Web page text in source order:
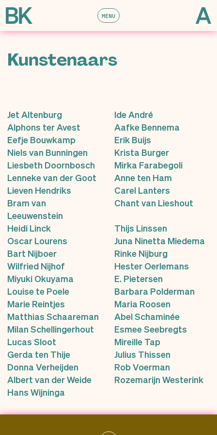
MENU
Kunstenaars
Jet Altenburg
Ide André
Alphons ter Avest
Aafke Bennema
Eefje Bouwkamp
Erik Buijs
Niels van Bunningen
Krista Burger
Liesbeth Doornbosch
Mirka Farabegoli
Lenneke van der Goot
Anne ten Ham
Lieven Hendriks
Carel Lanters
Bram van
Leeuwenstein
Chant van Lieshout
Heidi Linck
Thijs Linssen
Oscar Lourens
Juna Ninetta Miedema
Bart Nijboer
Rinke Nijburg
Wilfried Nijhof
Hester Oerlemans
Miyuki Okuyama
E. Pietersen
Louise te Poele
Barbara Polderman
Marie Reintjes
Maria Roosen
Matthias Schaareman
Abel Schaminée
Milan Schellingerhout
Esmee Seebregts
Lucas Sloot
Mireille Tap
Gerda ten Thije
Julius Thissen
Donna Verheijden
Rob Voerman
Albert van der Weide
Rozemarijn Westerink
Hans Wijninga